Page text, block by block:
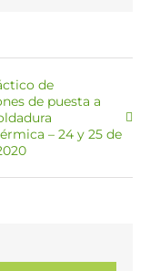
de
de puesta a
– 24 y 25 de